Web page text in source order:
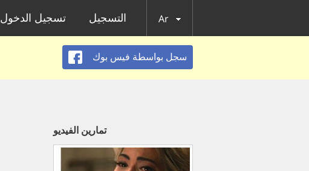
تسجيل الدخول التسجيل Ar
سجل بواسطة فيس بوك
تمارين الفيديو